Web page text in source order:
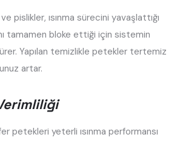
pislikler, ısınma sürecini yavaşlattığı
tamamen bloke ettiği için sistemin
Yapılan temizlikle petekler tertemiz
artar.
petekleri yeterli ısınma performansı